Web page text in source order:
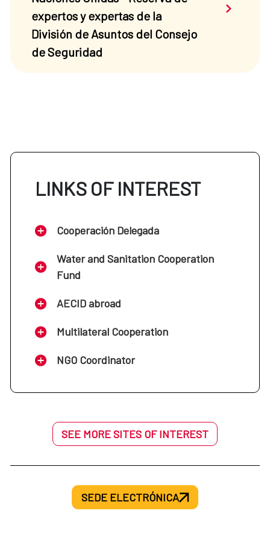
expertos y expertas de la
División de Asuntos del Consejo
de Seguridad
Saber
LINKS OF INTEREST
Cooperación Delegada
Water and Sanitation Cooperation
Fund
AECID abroad
Multilateral Cooperation
NGO Coordinator
SEE MORE SITES OF INTEREST
SEDE ELECTRÓNICA